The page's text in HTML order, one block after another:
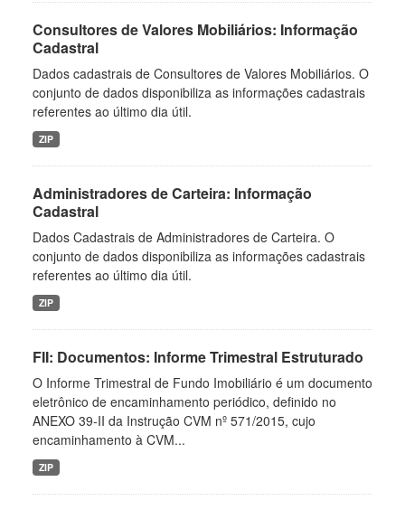
Consultores de Valores Mobiliários: Informação
Cadastral
Dados cadastrais de Consultores de Valores Mobiliários. O
conjunto de dados disponibiliza as informações cadastrais
referentes ao último dia útil.
ZIP
Administradores de Carteira: Informação
Cadastral
Dados Cadastrais de Administradores de Carteira. O
conjunto de dados disponibiliza as informações cadastrais
referentes ao último dia útil.
ZIP
FII: Documentos: Informe Trimestral Estruturado
O Informe Trimestral de Fundo Imobiliário é um documento
eletrônico de encaminhamento periódico, definido no
ANEXO 39-II da Instrução CVM nº 571/2015, cujo
encaminhamento à CVM...
ZIP